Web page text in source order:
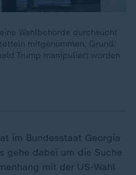
Wahlbehörde durchsucht
mitgenommen. Grund:
Trump manipuliert worden
im Bundesstaat Georgia
gehe dabei um die Suche
mit der US-Wahl